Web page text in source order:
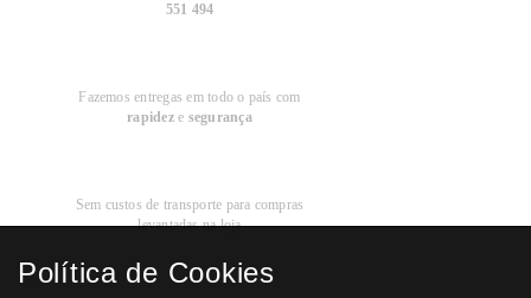
551 494
Fazemos entregas em todo o país com
rapideze segurança
Sem custos de transporte para compras
levantadas na loja
Modos dePagamento
Política de Cookies